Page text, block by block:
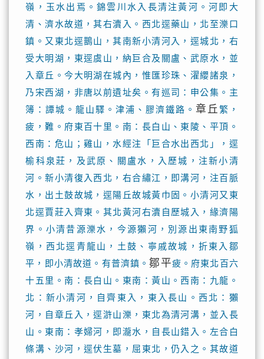
嶺，玉水出焉。錦雲川水入長清注黃河。河即大
清、濟水故道，其右瀆入。西北逕藥山，北至濼口
鎮。又東北逕鵲山，其南新小清河入，逕城北，右
受大明湖，東逕虞山，納巨合及關盧、武原水，並
入章丘。今大明湖在城內，惟匯珍珠、濯纓諸泉，
乃宋西湖，非唐以前遺址矣。有巡司：申公集。主
簿：譚城。龍山驛。津浦、膠濟鐵路。 章丘繁，
疲，難。府東百十里。南：長白山、東陵、平頂。
西南：危山；雞山，水經注「巨合水出西北」，逕
榆科泉莊，及武原、關盧水，入歷城，注新小清
河。新小清復入西北，右合繡江，即溝河，注百脈
水，出土鼓故城，逕陽丘故城黃巾固。小清河又東
北逕賈莊入齊東。其北黃河右瀆自歷城入，緣濟陽
界。小清昔源濼水，今源獺河，別源出東南野狐
嶺，西北逕青龍山，土鼓、寧戚故城，折東入鄒
平，即小清故道。有普濟鎮。鄒平疲。府東北百六
十五里。南：長白山。東南：黃山。西南：九龍。
北：新小清河，自齊東入，東入長山。西北：獺
河，自章丘入，逕滸山濼，東北為清河溝，並入長
山。東南：孝婦河，即瀧水，自長山錯入。左合白
條溝、沙河，逕伏生墓，屈東北，仍入之。其故道